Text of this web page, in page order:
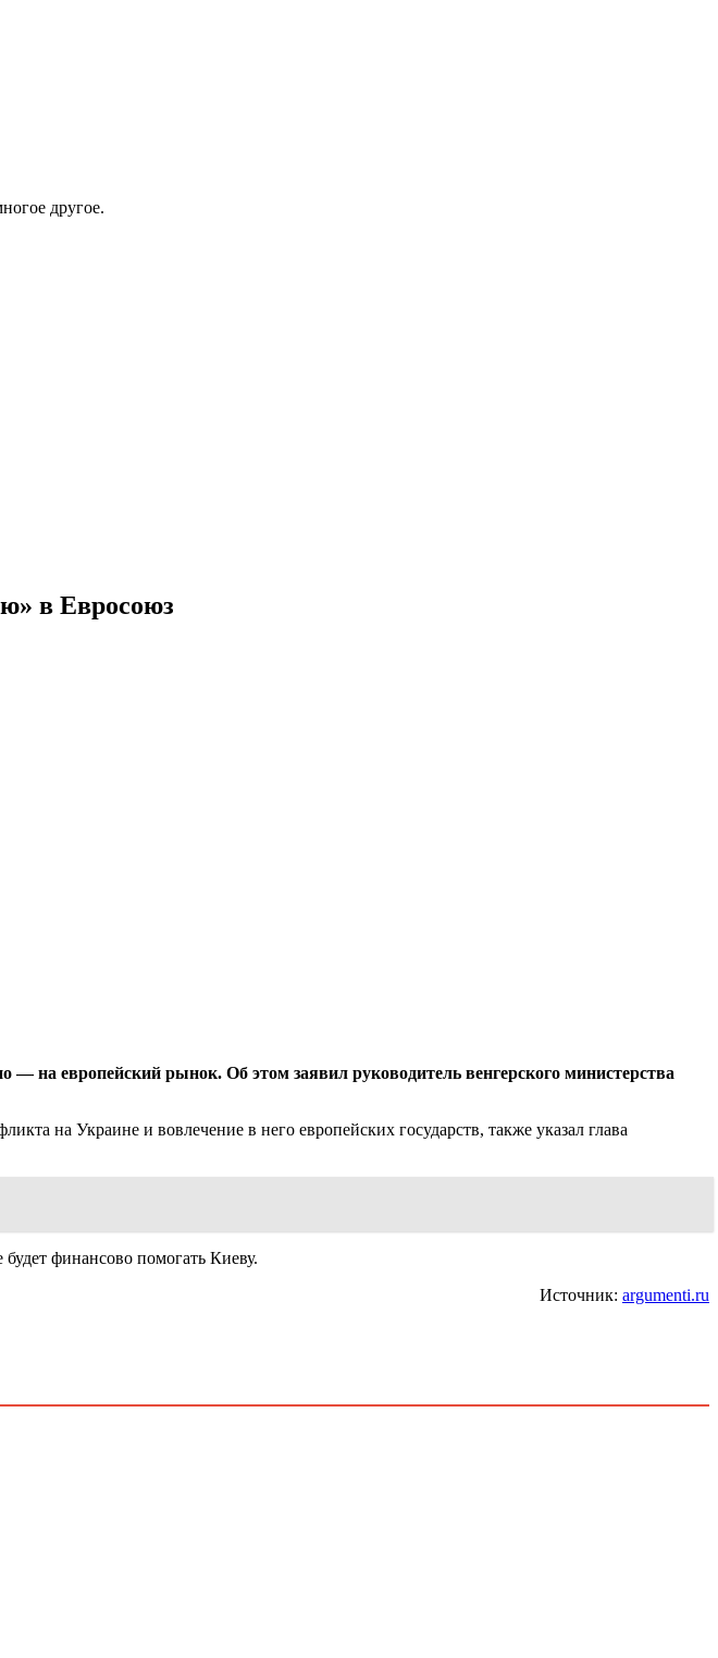
другое.
в Евросоюз
— на европейский рынок. Об этом заявил руководитель венгерского министерства
на Украине и вовлечение в него европейских государств, также указал глава
будет финансово помогать Киеву.
Источник: argumenti.ru